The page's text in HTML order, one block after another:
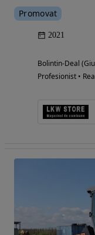
Promovat
2021
Bolintin-Deal
Profesionist •